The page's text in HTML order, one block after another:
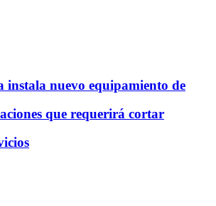
instala nuevo equipamiento de
que requerirá cortar